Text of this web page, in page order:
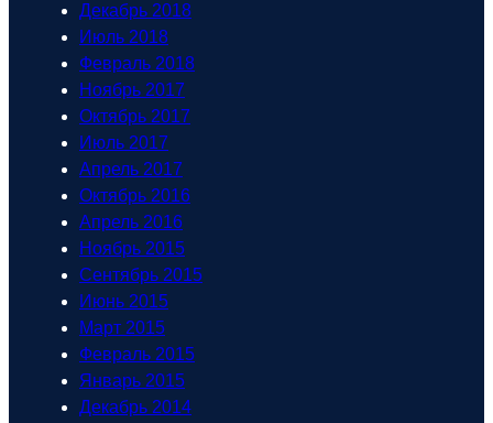
Декабрь 2018
Июль 2018
Февраль 2018
Ноябрь 2017
Октябрь 2017
Июль 2017
Апрель 2017
Октябрь 2016
Апрель 2016
Ноябрь 2015
Сентябрь 2015
Июнь 2015
Март 2015
Февраль 2015
Январь 2015
Декабрь 2014